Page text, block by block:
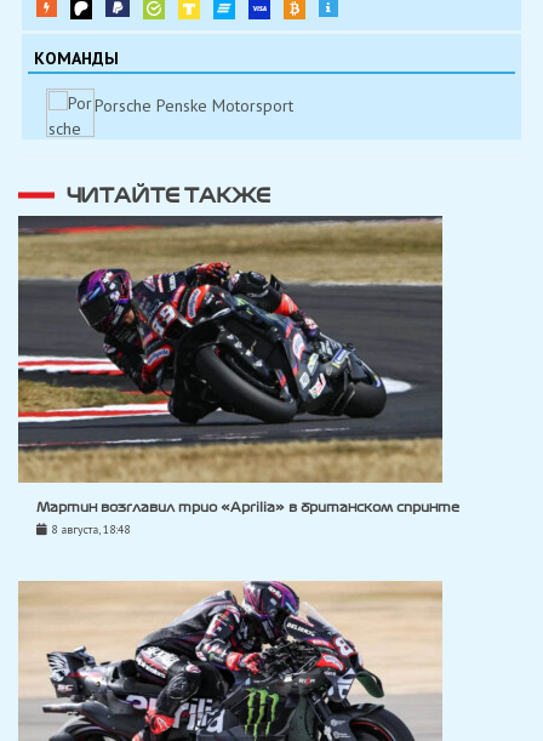
КОМАНДЫ
Porsche Penske Motorsport
ЧИТАЙТЕ ТАКЖЕ
Мартин возглавил трио «Aprilia» в британском спринте
8 августа, 18:48